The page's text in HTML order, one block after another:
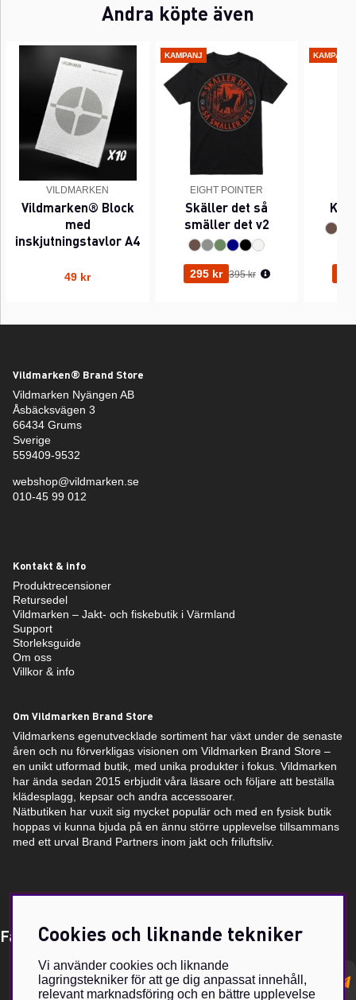
Andra köpte även
VILDMARKEN
Vildmarken® Block
med
inskjutningstavlor A4
49 kr
KAMPANJ
EIGHT POINTER
Skäller det så
smäller det v2
295 kr Ordinarie pris:
395 kr
KAMPANJ
Vildmarken® Brand Store
Vildmarken Nyängen AB
Åsbäcksvägen 3
66434 Grums
Sverige
559409-9532
webshop@vildmarken.se
010-45 99 012
Kontakt & info
Produktrecensioner
Retursedel
Vildmarken – Jakt- och fiskebutik i Värmland
Support
Storleksguide
Om oss
Villkor & info
Om Vildmarken Brand Store
Vildmarkens egenutvecklade sortiment har växt under de senaste
åren och nu förverkligas visionen om Vildmarken Brand Store –
en unikt utformad butik, med unika produkter i fokus. Vildmarken
har ända sedan 2015 erbjudit våra läsare och följare att beställa
klädesplagg, kepsar och andra accessoarer.
Nätbutiken har vuxit sig mycket populär och med en fysisk butik
hoppas vi kunna bjuda på en ännu större upplevelse tillsammans
med ett urval Brand Partners inom jakt och friluftsliv.
Få Magasin Vildmarken direkt till din e-post!*
postadress
Cookies och liknande tekniker
Vi använder cookies och liknande
lagringstekniker för att ge dig anpassat innehåll,
relevant marknadsföring och en bättre upplevelse